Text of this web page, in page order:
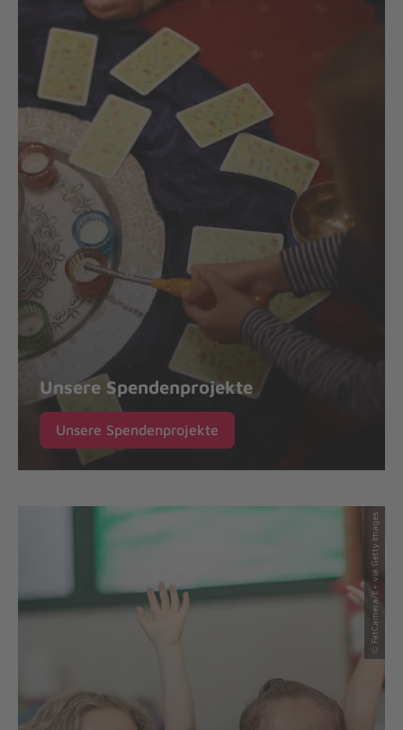
Unsere Spendenprojekte
Unsere Spendenprojekte
© FatCamera/E+ via Getty Images